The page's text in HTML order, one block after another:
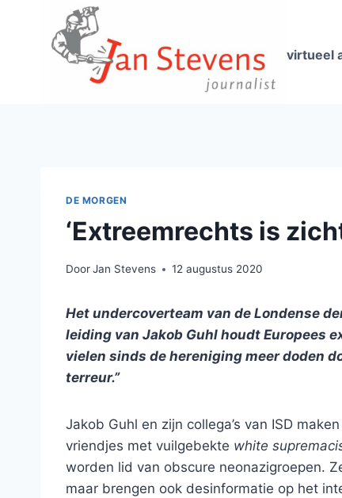
virtueel
DE MORGEN
‘Extreemrechts is
DoorJan Stevens 12 augustus 2020
Het undercoverteam van de Londense
leiding van Jakob Guhl houdt Europees
vielen sinds de hereniging meer doden
terreur.”
Jakob Guhl en zijn collega’s van ISD
vriendjes met vuilgebekte white
worden lid van obscure neonazigroepen.
maar brengen ook desinformatie op het